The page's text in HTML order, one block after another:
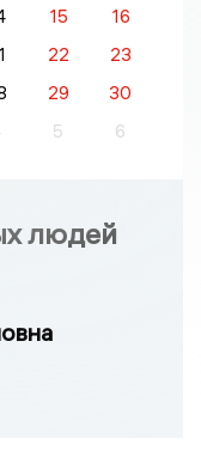
15
16
22
23
29
30
5 6
людей